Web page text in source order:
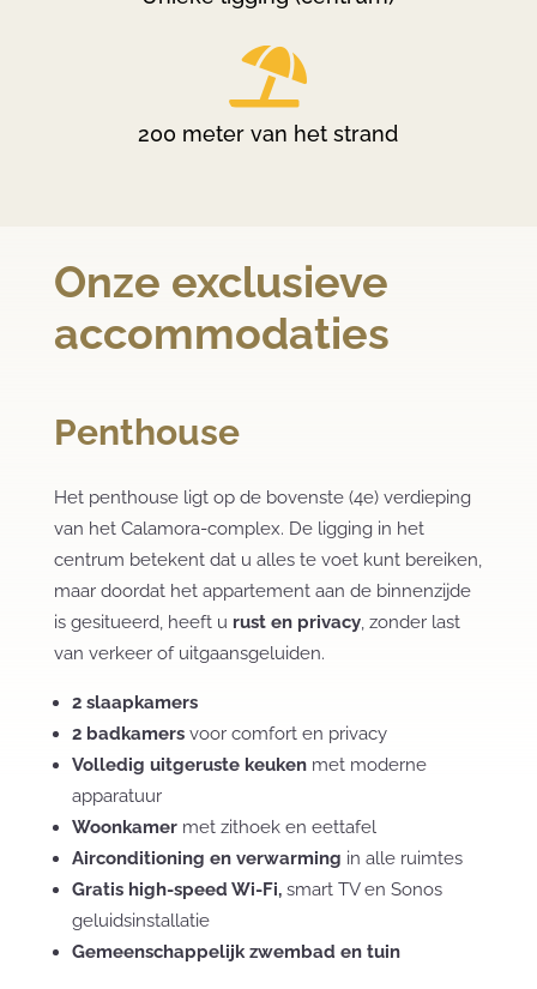

200 meter van het strand
Onze exclusieve
accommodaties
Penthouse
Het penthouse ligt op de bovenste (4e) verdieping
van het Calamora-complex. De ligging in het
centrum betekent dat u alles te voet kunt bereiken,
maar doordat het appartement aan de binnenzijde
is gesitueerd, heeft u rust en privacy, zonder last
van verkeer of uitgaansgeluiden.
2 slaapkamers
2 badkamers voor comfort en privacy
Volledig uitgeruste keuken met moderne
apparatuur
Woonkamer met zithoek en eettafel
Airconditioning en verwarming in alle ruimtes
Gratis high-speed Wi-Fi, smart TV en Sonos
geluidsinstallatie
Gemeenschappelijk zwembad en tuin